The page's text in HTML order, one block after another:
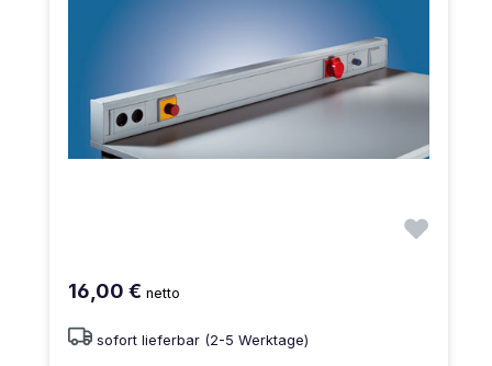
16,00 € netto
sofort lieferbar (2-5 Werktage)